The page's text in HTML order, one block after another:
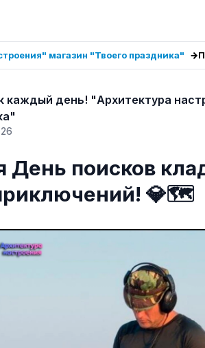
магазин "Твоего праздника"
каждый день! "Архитектура
День поисков
💎🗺